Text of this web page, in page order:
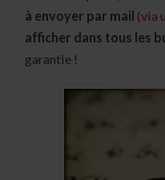
à envoyer par mail (via
afficher dans tous les
garantie !